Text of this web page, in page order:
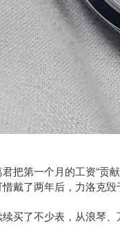
第一个月的工资“贡献
戴了两年后，力洛克毁
了不少表，从浪琴、